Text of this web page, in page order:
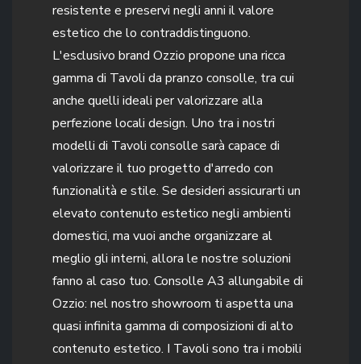
resistente e preservi negli anni il valore
estetico che lo contraddistinguono.
L'esclusivo brand Ozzio propone una ricca
gamma di Tavoli da pranzo consolle, tra cui
anche quelli ideali per valorizzare alla
perfezione locali design. Uno tra i nostri
modelli di Tavoli consolle sarà capace di
valorizzare il tuo progetto d'arredo con
funzionalità e stile. Se desideri assicurarti un
elevato contenuto estetico negli ambienti
domestici, ma vuoi anche organizzare al
meglio gli interni, allora le nostre soluzioni
fanno al caso tuo. Consolle A3 allungabile di
Ozzio: nel nostro showroom ti aspetta una
quasi infinita gamma di composizioni di alto
contenuto estetico. I Tavoli sono tra i mobili